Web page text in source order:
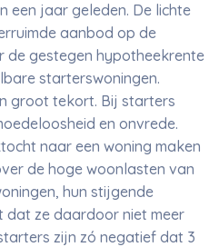
een jaar geleden. De lichte
aanbod op de
de gestegen hypotheekrente
starterswoningen.
groot tekort. Bij starters
en onvrede.
naar een woning maken
de hoge woonlasten van
hun stijgende
dat ze daardoor niet meer
zijn zó negatief dat 3